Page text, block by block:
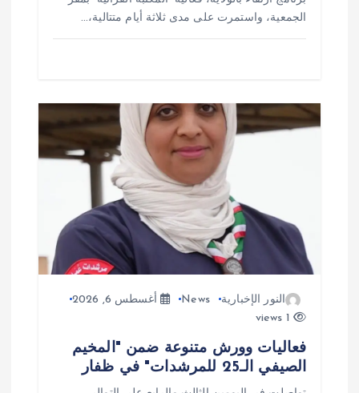
الجمعية، واستمرت على مدى ثلاثة أيام متتالية،…
النور الإخبارية News
أغسطس 6, 2026
1 views
فعاليات وورش متنوعة ضمن "المخيم
الصيفي الـ25 للمرشدات" في ظفار